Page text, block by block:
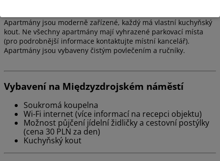
Apartmány jsou moderně zařízené, každý má vlastní kuchyňský
kout. Ne všechny apartmány mají vyhrazené parkovací místa
(pro podrobnější informace kontaktujte místní kancelář).
Apartmány jsou vybaveny čistým povlečením a ručníky.
Vybavení na Międzyzdrojském náměstí
Soukromá koupelna
Wi-Fi internet (více informací na recepci objektu)
Možnost půjčení jídelní židličky a cestovní postýlky
(cena 30 PLN za den)
Kuchyňský kout